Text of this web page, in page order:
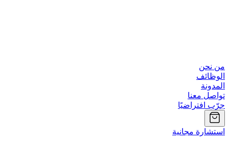
من نحن
الوظائف
المدونة
تواصل معنا
جرّب افتراضيًا
استشارة مجانية